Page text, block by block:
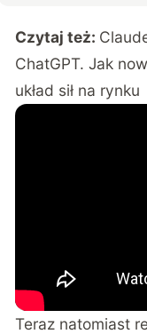
Czytaj też:
ChatGPT. Jak
układ sił na rynku
Teraz natomiast